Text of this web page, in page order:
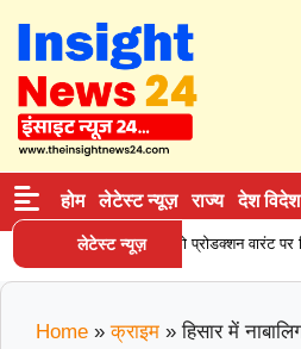
होम लेटेस्ट न्यूज़ राज्य देश विदेश
लेटेस्ट न्यूज़
करने वाले आरोपी को प्रोडक्शन वारंट पर
Home » क्राइम »हिसार में